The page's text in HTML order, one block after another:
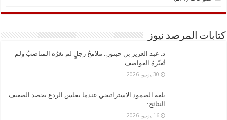
كتابات المرصد نيوز
د. ​عبد العزيز بن حبتور.. ملامحُ رجلٍ لم تغرُه المناصبُ ولم
تُغيّرهُ العواصف.
30 يونيو، 2026
بلغة الصمود الاستراتيجي عندما يفلس الردع يحصد الضعيف
النتائج:
16 يونيو، 2026